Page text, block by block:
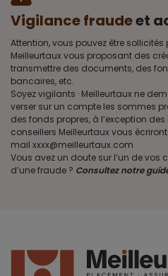
Vigilance fraudeet
Attention, vous pouvez être
Meilleurtaux vous proposant des
transmettre des documents, des
bancaires, etc.
Soyez vigilants · Meilleurtaux ne
verser sur un compte les sommes
des fonds propres, à l’exception
conseillers Meilleurtaux vous
mail xxxx@meilleurtaux.com
Vous avez un doute sur l’un de vos
d’une fraude ? Consultez notre